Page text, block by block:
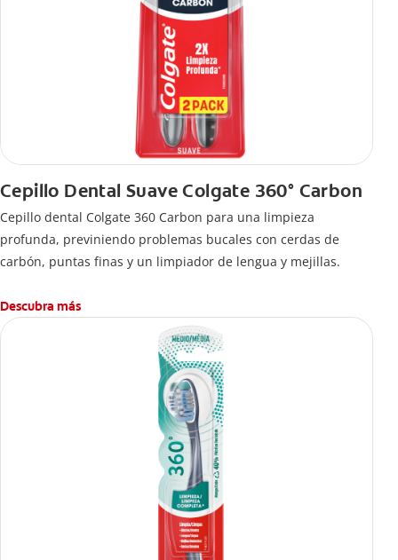
Cepillo Dental Suave Colgate 360° Carbon
Cepillo dental Colgate 360 ​​Carbon para una limpieza
profunda, previniendo problemas bucales con cerdas de
carbón, puntas finas y un limpiador de lengua y mejillas.
Descubra más